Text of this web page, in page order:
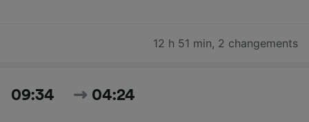
12 h 51 min, 2 changements
09:34 04:24